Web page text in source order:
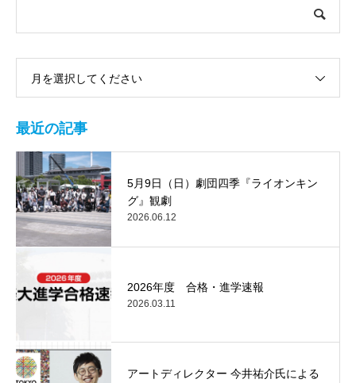
月を選択してください
最近の記事
5月9日（日）劇団四季『ライオンキン
グ』観劇
2026.06.12
2026年度 合格・進学速報
2026.03.11
アートディレクター 今井祐介氏による